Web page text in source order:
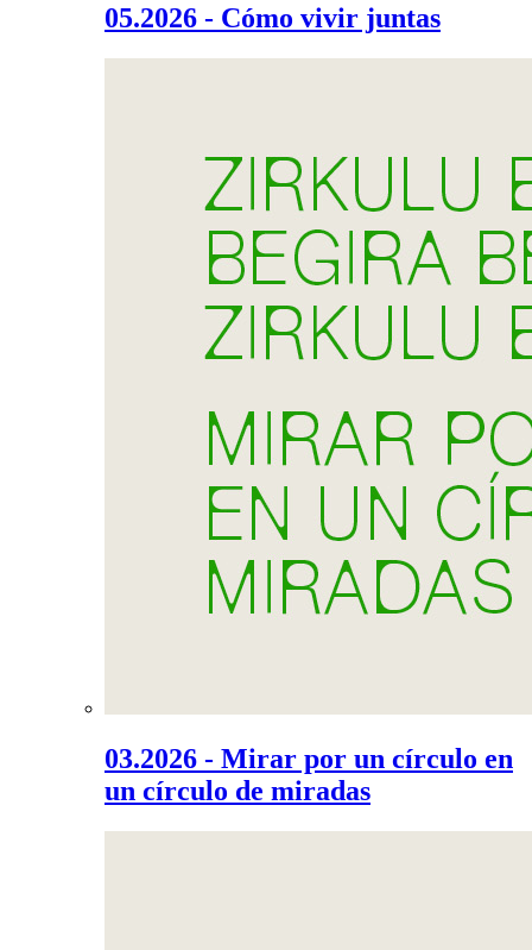
05.2026 - Cómo vivir juntas
03.2026 - Mirar por un círculo en
un círculo de miradas